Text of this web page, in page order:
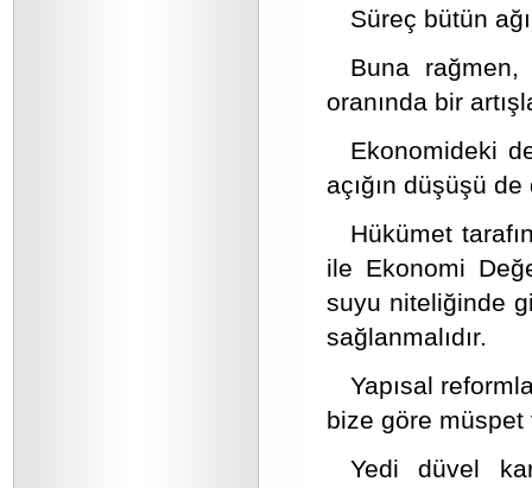
Süreç bütün
Buna rağmen,
oranında bir
Ekonomideki
açığın düşüşü
Hükümet
ile Ekonomi
suyu niteliğinde
sağlanmalıdır.
Yapısal
bize göre
Yedi düvel